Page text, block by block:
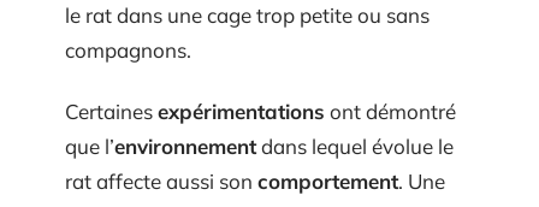
le rat dans une cage trop petite ou sans
compagnons.
Certainesexpérimentations ont démontré
que l’environnementdans lequel évolue le
rat affecte aussi son comportement. Une